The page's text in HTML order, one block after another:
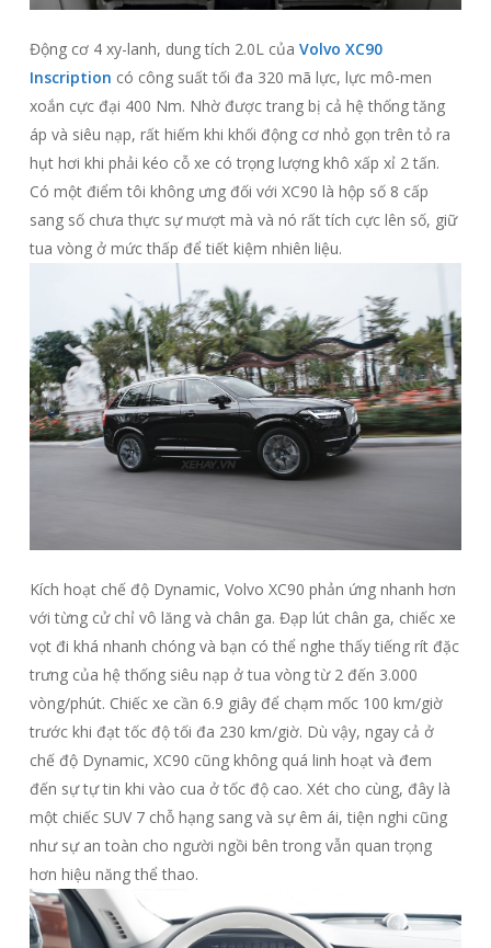
Động cơ 4 xy-lanh, dung tích 2.0L của Volvo XC90
Inscription có công suất tối đa 320 mã lực, lực mô-men
xoắn cực đại 400 Nm. Nhờ được trang bị cả hệ thống tăng
áp và siêu nạp, rất hiếm khi khối động cơ nhỏ gọn trên tỏ ra
hụt hơi khi phải kéo cỗ xe có trọng lượng khô xấp xỉ 2 tấn.
Có một điểm tôi không ưng đối với XC90 là hộp số 8 cấp
sang số chưa thực sự mượt mà và nó rất tích cực lên số, giữ
tua vòng ở mức thấp để tiết kiệm nhiên liệu.
Kích hoạt chế độ Dynamic, Volvo XC90 phản ứng nhanh hơn
với từng cử chỉ vô lăng và chân ga. Đạp lút chân ga, chiếc xe
vọt đi khá nhanh chóng và bạn có thể nghe thấy tiếng rít đặc
trưng của hệ thống siêu nạp ở tua vòng từ 2 đến 3.000
vòng/phút. Chiếc xe cần 6.9 giây để chạm mốc 100 km/giờ
trước khi đạt tốc độ tối đa 230 km/giờ. Dù vậy, ngay cả ở
chế độ Dynamic, XC90 cũng không quá linh hoạt và đem
đến sự tự tin khi vào cua ở tốc độ cao. Xét cho cùng, đây là
một chiếc SUV 7 chỗ hạng sang và sự êm ái, tiện nghi cũng
như sự an toàn cho người ngồi bên trong vẫn quan trọng
hơn hiệu năng thể thao.